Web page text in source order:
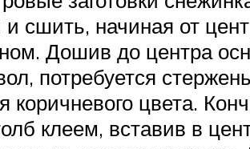
сшить, начиная от
Дошив до центра
потребуется
коричневого цвета.
клеем, вставив в